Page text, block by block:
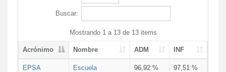
Buscar:
Mostrando 1 a 13 de 13 items
Acrónimo Nombre ADM INF
EPSA
Escuela
96,92 % 97,51 %